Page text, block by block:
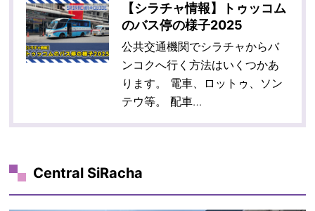
【シラチャ情報】トゥッコム
のバス停の様子2025
公共交通機関でシラチャからバ
ンコクへ行く方法はいくつかあ
ります。 電車、ロットゥ、ソン
テウ等。 配車…
Central SiRacha